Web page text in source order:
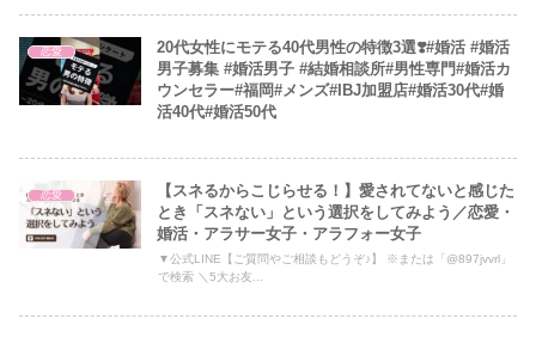
恋愛
20代女性にモテる40代男性の特徴3選❣️#婚活 #婚活
男子募集 #婚活男子 #結婚相談所#男性専門#婚活カ
ウンセラー#福岡#メンズ#IBJ加盟店#婚活30代#婚
活40代#婚活50代
恋愛
【スネるからこじらせる！】愛されてないと感じた
とき「スネない」という選択をしてみよう／恋愛・
婚活・アラサー女子・アラフォー女子
▼公式LINE【ご質問やご相談もどうぞ♪】 ※または「@897jvvrl」
で検索 ＼5大お友...